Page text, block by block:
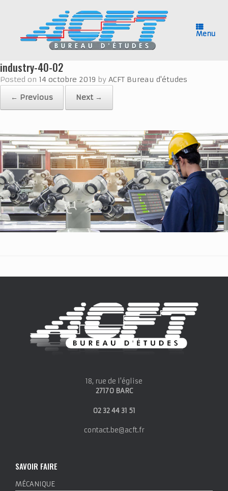
Menu
industry-40-02
Posted on 14 octobre 2019 by ACFT Bureau d'études
← Previous
Next →
18, rue de l'église
27170 BARC
02 32 44 31 51
contact.be@acft.fr
SAVOIR FAIRE
MÉCANIQUE